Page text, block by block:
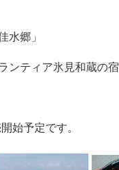
水郷」
ンティア氷見和蔵の宿
始予定です。